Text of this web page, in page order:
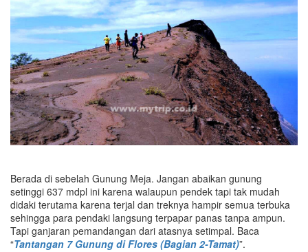
Berada di sebelah Gunung Meja. Jangan abaikan gunung
setinggi 637 mdpl ini karena walaupun pendek tapi tak mudah
didaki terutama karena terjal dan treknya hampir semua terbuka
sehingga para pendaki langsung terpapar panas tanpa ampun.
Tapi ganjaran pemandangan dari atasnya setimpal. Baca
“Tantangan 7 Gunung di Flores (Bagian 2-Tamat)”.